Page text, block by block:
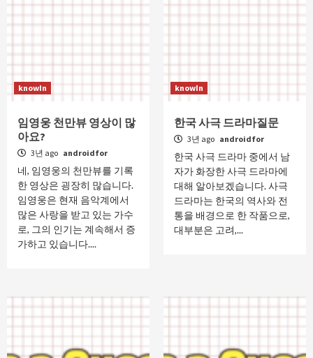
knowIn
임영웅 천만뷰 영상이 많
아요?
3년 ago androidfor
네, 임영웅의 천만뷰를 기록
한 영상은 굉장히 많습니다.
임영웅은 현재 음악계에서
많은 사랑을 받고 있는 가수
로, 그의 인기는 계속해서 증
가하고 있습니다....
knowIn
한국 사극 드라마질문
3년 ago androidfor
한국 사극 드라마 중에서 남
자가 화장한 사극 드라마에
대해 알아보겠습니다. 사극
드라마는 한국의 역사와 전
통을 배경으로 한 작품으로,
대부분은 고려,...